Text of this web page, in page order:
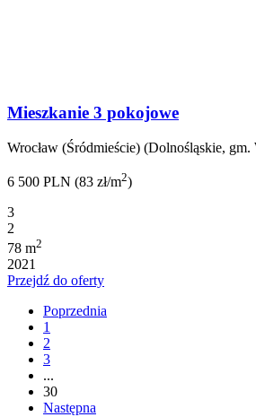
Mieszkanie 3 pokojowe
Wrocław (Śródmieście) (Dolnośląskie, gm.
6 500 PLN (83 zł/m2)
3
2
78 m2
2021
Przejdź do oferty
Poprzednia
1
2
3
...
30
Następna